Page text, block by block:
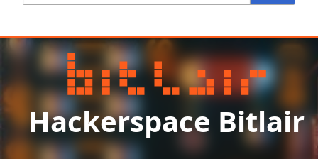
Hackerspace Bitlair